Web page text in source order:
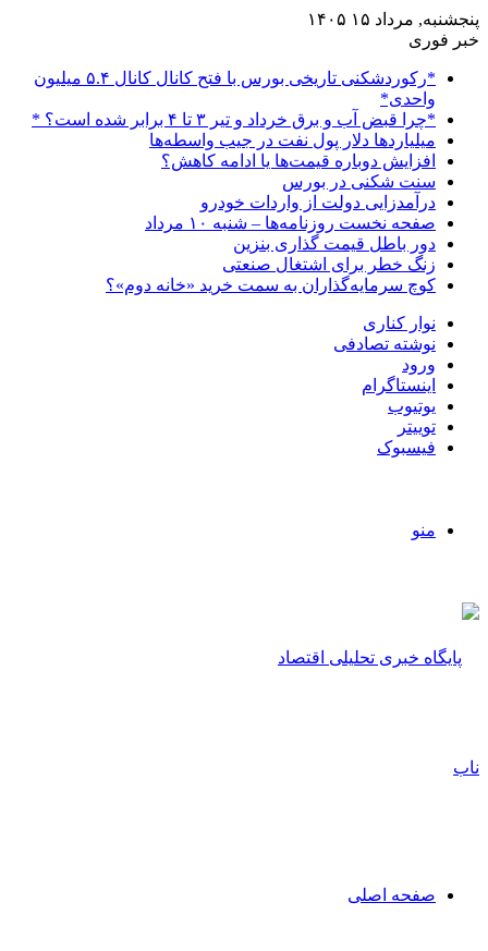
پنجشنبه, مرداد ۱۵ ۱۴۰۵
خبر فوری
*رکوردشکنی تاریخی بورس با فتح کانال کانال ۵.۴ میلیون
واحدی*
*چرا قبض آب و برق خرداد و تیر ۳ تا ۴ برابر شده است؟ *
میلیاردها دلار پول نفت در جیب واسطه‌ها
افزایش دوباره قیمت‌ها یا ادامه کاهش؟
سنت شکنی در بورس
درآمدزایی دولت از واردات خودرو
صفحه نخست روزنامه‌ها – شنبه ۱۰ مرداد
دور باطل قیمت گذاری بنزین
زنگ خطر برای اشتغال صنعتی
کوچ سرمایه‌گذاران به سمت خرید «خانه دوم»؟
نوار کناری
نوشته تصادفی
ورود
اینستاگرام
یوتیوب
توییتر
فیسبوک
منو
صفحه اصلی